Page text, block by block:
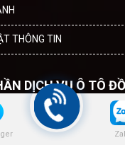
THÔNG TIN
DỊCH VỤ Ô TÔ
0109639108
tại Sở kế hoạch và đầu